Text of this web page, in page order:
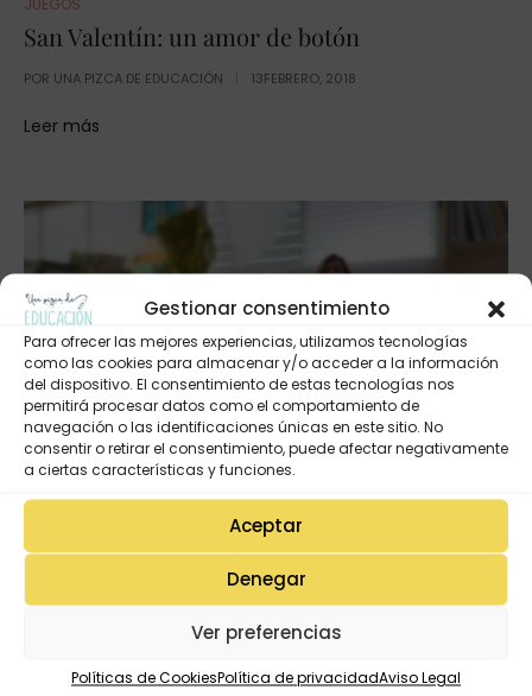
Gestionar consentimiento
Para ofrecer las mejores experiencias, utilizamos tecnologías
como las cookies para almacenar y/o acceder a la información
del dispositivo. El consentimiento de estas tecnologías nos
permitirá procesar datos como el comportamiento de
navegación o las identificaciones únicas en este sitio. No
consentir o retirar el consentimiento, puede afectar negativamente
a ciertas características y funciones.
Aceptar
Denegar
Ver preferencias
Políticas de CookiesPolítica de privacidadAviso Legal
JUEGOS
San Valentín: un amor de botón
POR UNA PIZCA DE EDUCACIÓN 13FEBRERO, 2018
Leer más
JUEGOS
12FEBRERO, 2017